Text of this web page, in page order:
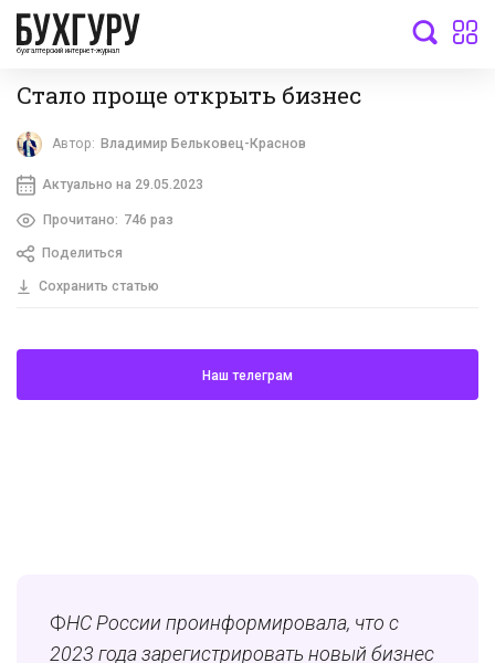
бухгалтерский интернет-журнал
Стало проще открыть бизнес
Автор: Владимир Бельковец-Краснов
Актуально на 29.05.2023
Прочитано: 746 раз
Поделиться
Сохранить статью
Наш телеграм
ФНС России проинформировала, что с
2023 года зарегистрировать новый бизнес